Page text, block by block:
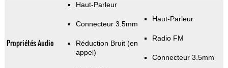
Propriétés Audio
Haut-Parleur
Connecteur 3.5mm
Réduction Bruit (en
appel)
Haut-Parleur
Radio FM
Connecteur 3.5mm